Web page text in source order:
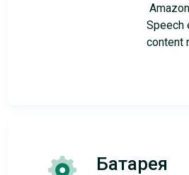
Speech
content
Батарея